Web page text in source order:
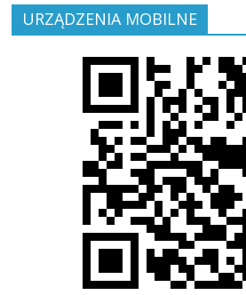
URZĄDZENIA MOBILNE